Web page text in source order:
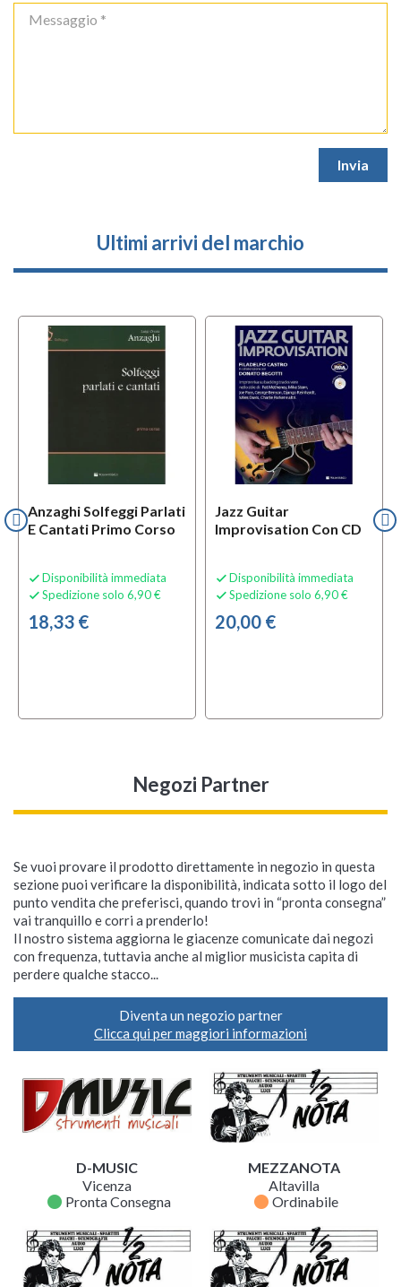
Ultimi arrivi del marchio
Anzaghi Solfeggi Parlati
E Cantati Primo Corso
 Disponibilità immediata
 Spedizione solo 6,90 €
18,33 €
Jazz Guitar
Improvisation Con CD
 Disponibilità immediata
 Spedizione solo 6,90 €
20,00 €
Negozi Partner
Se vuoi provare il prodotto direttamente in negozio in questa
sezione puoi verificare la disponibilità, indicata sotto il logo del
punto vendita che preferisci, quando trovi in “pronta consegna”
vai tranquillo e corri a prenderlo!
Il nostro sistema aggiorna le giacenze comunicate dai negozi
con frequenza, tuttavia anche al miglior musicista capita di
perdere qualche stacco...
Diventa un negozio partner
Clicca qui per maggiori informazioni
D-MUSIC
Vicenza
fiber_manual_record Pronta Consegna
MEZZANOTA
Altavilla
fiber_manual_record Ordinabile